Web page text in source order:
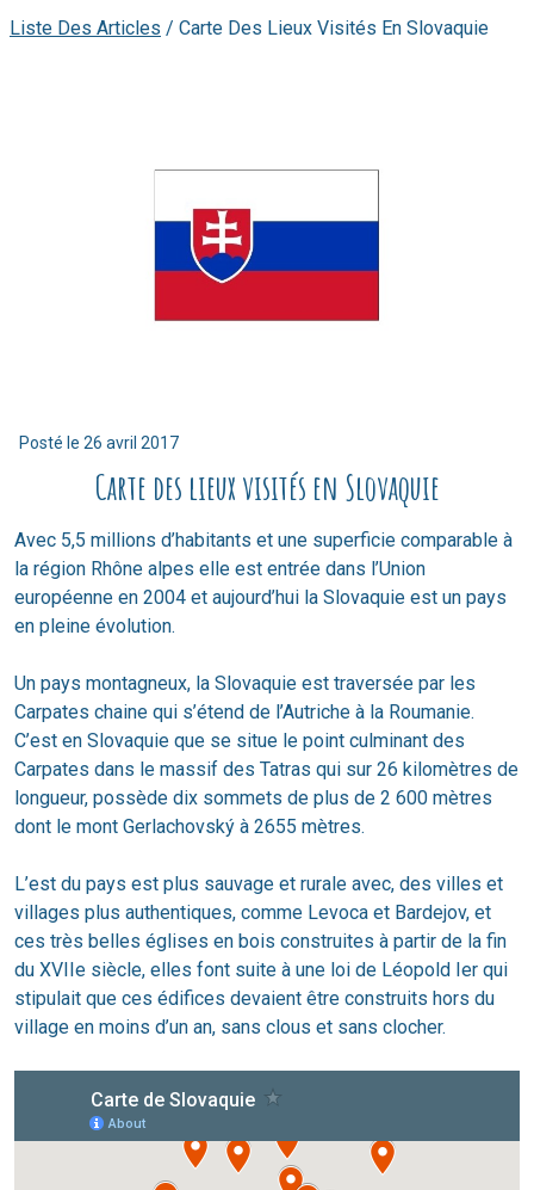
Liste Des Articles / Carte Des Lieux Visités En Slovaquie
Posté le 26 avril 2017
Carte des lieux visités en Slovaquie
Avec 5,5 millions d’habitants et une superficie comparable à
la région Rhône alpes elle est entrée dans l’Union
européenne en 2004 et aujourd’hui la Slovaquie est un pays
en pleine évolution.
Un pays montagneux, la Slovaquie est traversée par les
Carpates chaine qui s’étend de l’Autriche à la Roumanie.
C’est en Slovaquie que se situe le point culminant des
Carpates dans le massif des Tatras qui sur 26 kilomètres de
longueur, possède dix sommets de plus de 2 600 mètres
dont le mont Gerlachovský à 2655 mètres.
L’est du pays est plus sauvage et rurale avec, des villes et
villages plus authentiques, comme Levoca et Bardejov, et
ces très belles églises en bois construites à partir de la fin
du XVIIe siècle, elles font suite à une loi de Léopold Ier qui
stipulait que ces édifices devaient être construits hors du
village en moins d’un an, sans clous et sans clocher.